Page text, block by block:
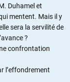
Duhamel et
mentent. Mais il y
sera la servilité de
?
confrontation
l’effondrement